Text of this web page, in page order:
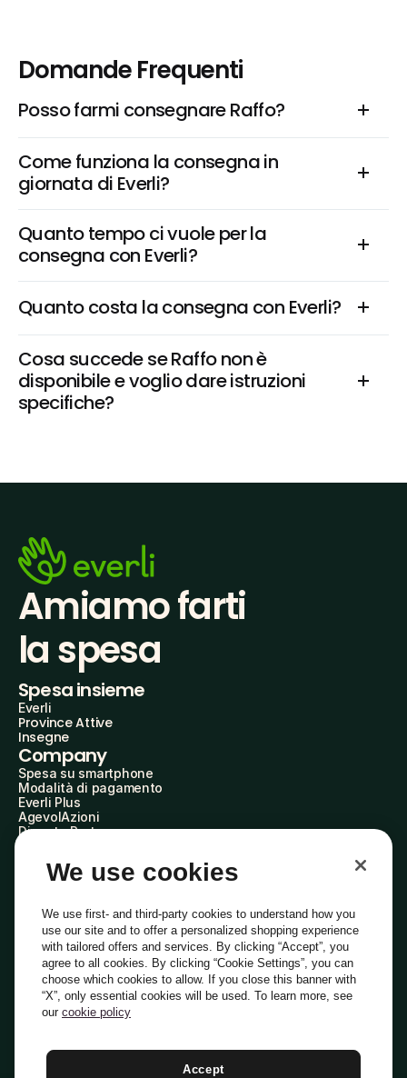
Domande Frequenti
Posso farmi consegnare Raffo?
Come funziona la consegna in
giornata di Everli?
Quanto tempo ci vuole per la
consegna con Everli?
Quanto costa la consegna con Everli?
Cosa succede se Raffo non è
disponibile e voglio dare istruzioni
specifiche?
Amiamo farti
la spesa
Spesa insieme
Everli
Province Attive
Insegne
Company
Spesa su smartphone
Modalità di pagamento
Everli Plus
AgevolAzioni
Diventa Partner
Everli Shoppers
About Us
Everli News
Domande frequenti
Lavora con noi
Diventa Shopper
Investitori
PrivacyCookiePreferenze Cookie
Termini e CondizioniCodice Etico
Indirizzo PEC: everli@pec.it - indirizzo DPO: dpo@everli.com
Italiano
We use cookies
We use first- and third-party cookies to understand how you
use our site and to offer a personalized shopping experience
with tailored offers and services. By clicking “Accept”, you
agree to all cookies. By clicking “Cookie Settings”, you can
choose which cookies to allow. If you close this banner with
“X”, only essential cookies will be used. To learn more, see
our cookie policy
Accept